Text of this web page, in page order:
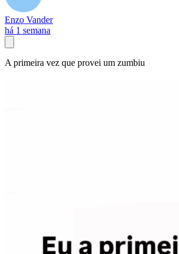
Enzo Vander
há 1 semana
A primeira vez que provei um zumbiu